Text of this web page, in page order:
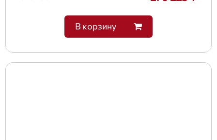
В корзину